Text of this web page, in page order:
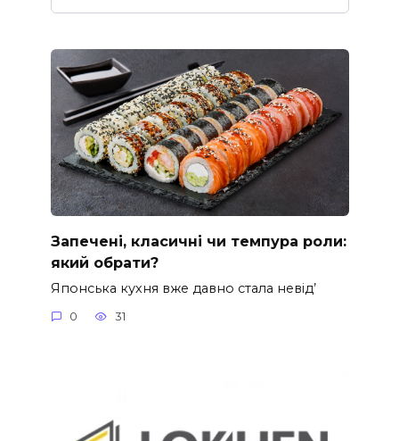
Запечені, класичні чи темпура роли:
який обрати?
Японська кухня вже давно стала невід’
0 31